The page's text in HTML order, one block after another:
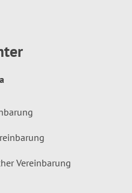
Vereinbarung